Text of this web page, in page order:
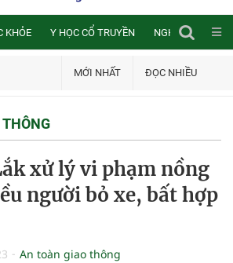
KHỎE Y HỌC CỔ TRUYỀN NGHIÊN CỨU
MỚI NHẤT ĐỌC NHIỀU
xử lý vi phạm nồng
người bỏ xe, bất hợp
An toàn giao thông